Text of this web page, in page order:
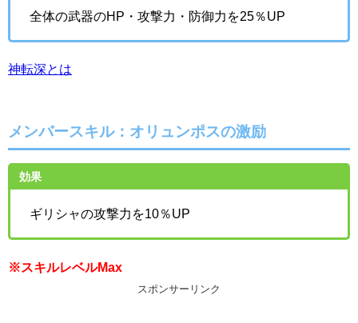
全体の武器のHP・攻撃力・防御力を25％UP
神転深とは
メンバースキル：オリュンポスの激励
効果
ギリシャの攻撃力を10％UP
※スキルレベルMax
スポンサーリンク